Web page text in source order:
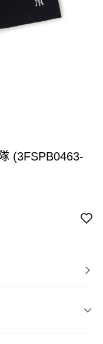
(3FSPB0463-